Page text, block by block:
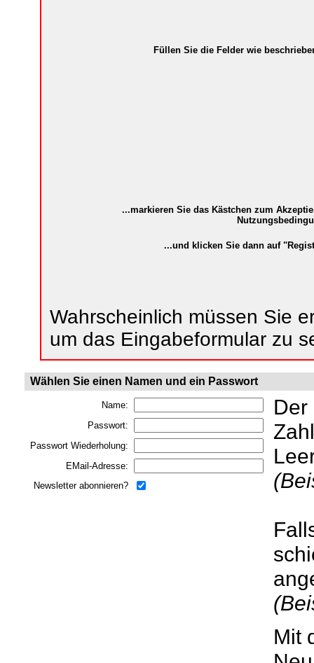
Füllen Sie die Felder wie
...markieren Sie das Kästchen zum
...und klicken Sie dann auf
Wahrscheinlich müssen Sie
um das Eingabeformular zu
Wählen Sie einen Namen und ein Passwort
Name:
Passwort:
Passwort Wiederholung:
EMail-Adresse:
Newsletter abonnieren?
Der
Mit